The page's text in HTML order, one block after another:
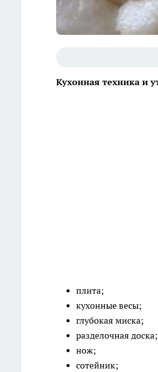
Кухонная техника и
плита;
кухонные весы;
глубокая миска;
разделочная доска;
нож;
сотейник;